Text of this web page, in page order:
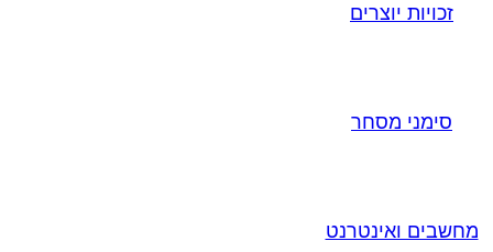
זכויות יוצרים
סימני מסחר
מחשבים ואינטרנט